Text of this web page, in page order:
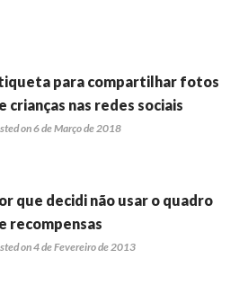
para compartilhar fotos
crianças nas redes sociais
on 6 de Março de 2018
que decidi não usar o quadro
recompensas
on 4 de Fevereiro de 2013